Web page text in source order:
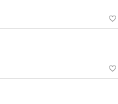
favorite_border
favorite_border